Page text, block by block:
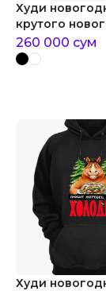
Худи
крутого
260 000 сум
Худи